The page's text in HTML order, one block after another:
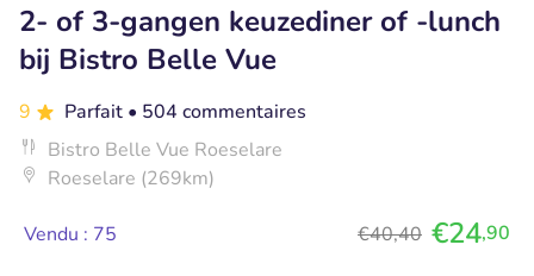
2- of 3-gangen keuzediner of -lunch
bij Bistro Belle Vue
9 Parfait • 504 commentaires
Bistro Belle Vue Roeselare
Roeselare (269km)
Vendu : 75 €40,40 €24,90